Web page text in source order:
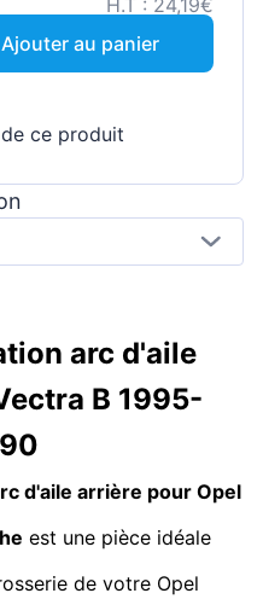
H.T : 24,19€
Ajouter au panier
ce produit
arc d'aile
B 1995-
d'aile arrière pour Opel
est une pièce idéale
de votre Opel